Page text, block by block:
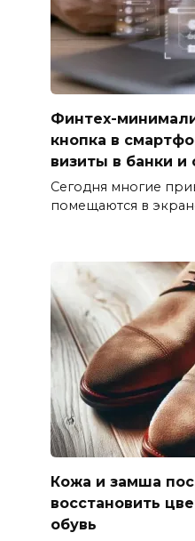
Финтех-
кнопка в
визиты в банки и
Сегодня многие
помещаются в
Кожа и замша
восстановить
обувь